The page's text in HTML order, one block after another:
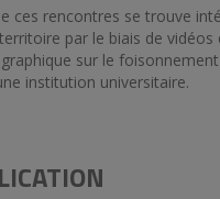
ces rencontres se trouve
par le biais de
sur le
institution universitaire.